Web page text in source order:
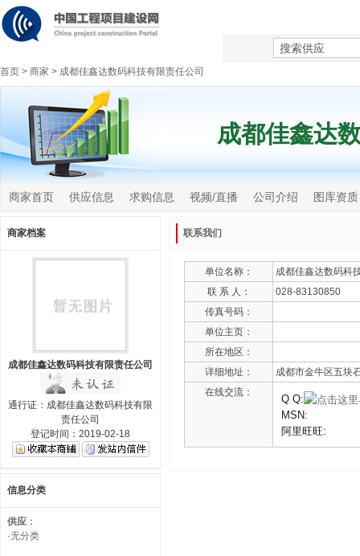
首页 > 商家 > 成都佳鑫达数码科技有限责任公司
成都佳鑫达
商家首页 供应信息 求购信息 视频/直播 公司介绍 图库资质
商家档案
成都佳鑫达数码科技有限责任公司
通行证：成都佳鑫达数码科技有限
责任公司
登记时间：2019-02-18
信息分类
供应 ：
·无分类
联系我们
单位名称：
成都佳鑫达数码科
联 系 人：
028-83130850
传真号码：
单位主页：
所在地区：
详细地址：
成都市金牛区五块
在线交流：
Q Q:
MSN:
阿里旺旺: